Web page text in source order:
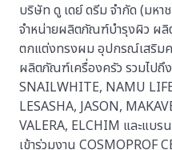
บริษัท ดู เดย์ ดรีม จำกัด (มห
จำหน่ายผลิตภัณฑ์บำรุงผิว
ตกแต่งทรงผม อุปกรณ์เสริม
ผลิตภัณฑ์เครื่องครัว รวมไปถึ
SNAILWHITE, NAMU
LESASHA, JASON,
VALERA, ELCHIM และแบ
เข้าร่วมงาน COSMOPROF